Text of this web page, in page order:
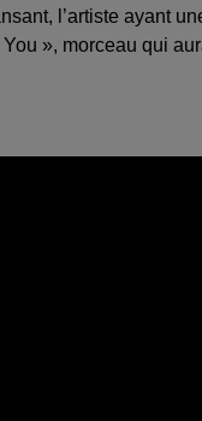
l’artiste ayant
», morceau qui